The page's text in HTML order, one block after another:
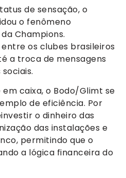
de sensação, o
o fenômeno
Champions.
os clubes brasileiros
a troca de mensagens
caixa, o Bodo/Glimt se
de eficiência. Por
o dinheiro das
das instalações e
permitindo que o
a lógica financeira do